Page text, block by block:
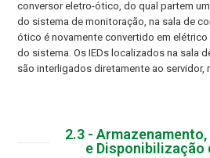
conversor eletro-ótico, do qual partem
do sistema de monitoração, na sala de
ótico é novamente convertido em
do sistema. Os IEDs localizados na sala
são interligados diretamente ao servidor,
2.3 -
e Disponibilização